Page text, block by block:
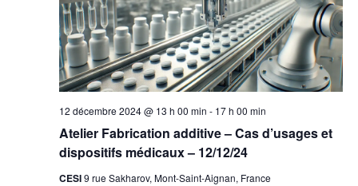
Atelier Fabrication additive – Cas d’usages et
dispositifs médicaux – 12/12/24
12 décembre 2024 @ 13 h 00 min - 17 h 00 min
CESI9 rue Sakharov, Mont-Saint-Aignan, France